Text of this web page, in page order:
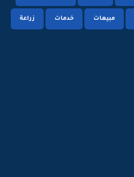
مبيعات خدمات زراعة